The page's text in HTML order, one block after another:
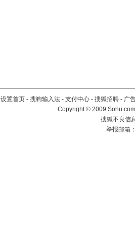
设置首页 - 搜狗输入法 - 支付中心 - 搜狐招聘 - 广
Copyright © 2009
搜狐不良信
举报邮箱